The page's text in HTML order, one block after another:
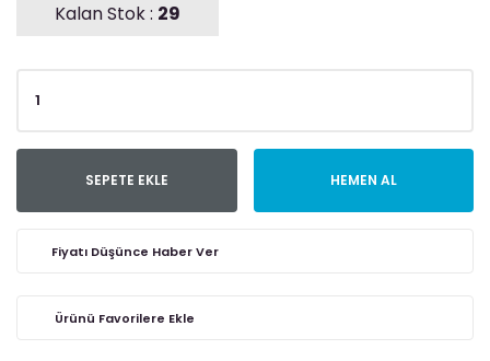
Kalan Stok : 29
SEPETE EKLE HEMEN AL
Fiyatı Düşünce Haber Ver